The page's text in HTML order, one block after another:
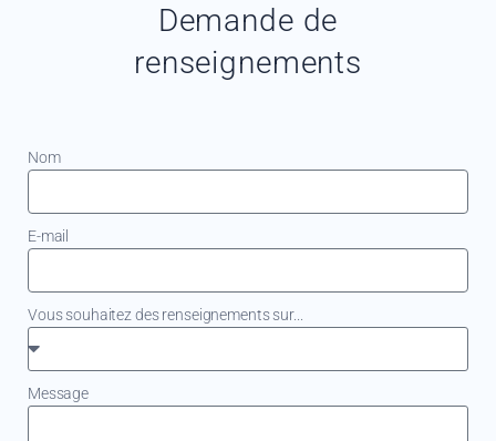
Demande de
renseignements
Nom
E-mail
Vous souhaitez des renseignements sur...
Message